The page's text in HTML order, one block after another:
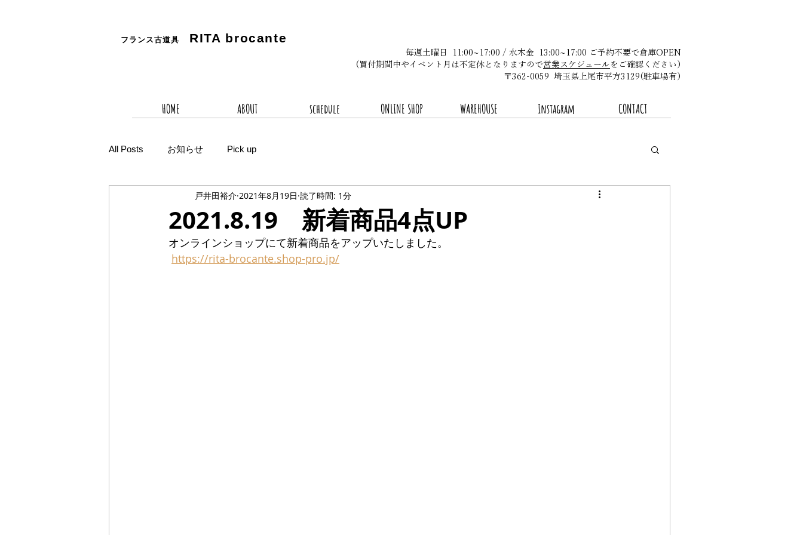
フランス古道具 RITA brocante
毎週土曜日 11:00~17:00 / 水木金 13:00~17:00 ご予約不要で倉庫OPEN
(買付期間中やイベント月は不定休となりますので営業スケジュール をご確認ください)​
〒362-0059 埼玉県上尾市平方3129(駐車場有)
HOME ABOUT schedule ONLINE SHOP WAREHOUSE Instagram CONTACT
All Posts お知らせ Pick up
2021.8.19 新着商品4点UP
戸井田裕介 2021年8月19日 読了時間: 1分
オンラインショップにて新着商品をアップいたしました。
https://rita-brocante.shop-pro.jp/